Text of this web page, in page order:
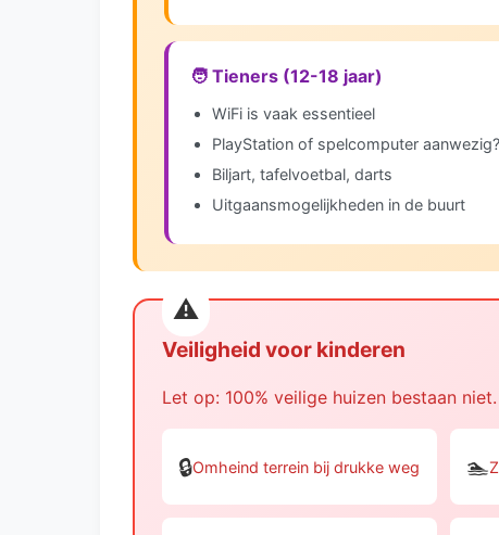
🧑 Tieners (12-18 jaar)
WiFi is vaak essentieel
PlayStation of spelcomputer aanwezig?
Biljart, tafelvoetbal, darts
Uitgaansmogelijkheden in de buurt
Veiligheid voor kinderen
Let op: 100% veilige huizen bestaan
🔒Omheind terrein bij drukke weg 🏊